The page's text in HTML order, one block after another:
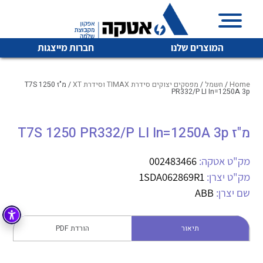
המוצרים שלנו חברות מייצגות
איכות | שרות | זמינות
והפצה של מוצרי
מיתוג, בקרה , ואינסטלציה חשמלית ופעילה ב7 תחומים:
חשמל מיתוג ואינסטלציה חשמלית
בקרה
זיווד
לכל מוצרי היצרן לכל מוצרי היצרן
לכל מוצרי היצרן לכל מוצרי היצרן
Home
/ חשמל / מפסקים יצוקים סידרת TIMAX וסידרת XT / מ"ז T7S 1250
PR332/P LI In=1250A 3p
מ"ז T7S 1250 PR332/P LI In=1250A 3p
מק"ט אטקה: 002483466
מק"ט יצרן: 1SDA062869R1
שם יצרן: ABB
תיאור הורדת PDF